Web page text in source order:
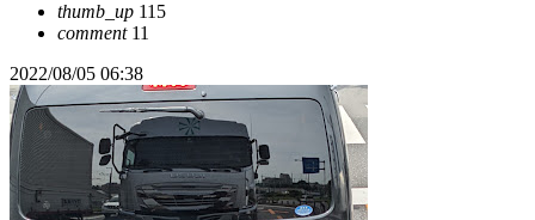
thumb_up 115
comment11
2022/08/05 06:38